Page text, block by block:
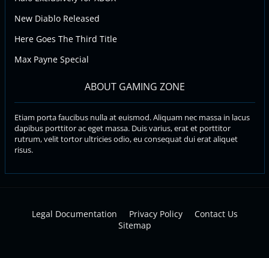
New Diablo Released
Here Goes The Third Title
Max Payne Special
ABOUT GAMING ZONE
Etiam porta faucibus nulla at euismod. Aliquam nec massa in lacus
dapibus porttitor ac eget massa. Duis varius, erat et porttitor
rutrum, velit tortor ultricies odio, eu consequat dui erat aliquet
risus.
Legal Documentation Privacy Policy
Contact Us
Sitemap